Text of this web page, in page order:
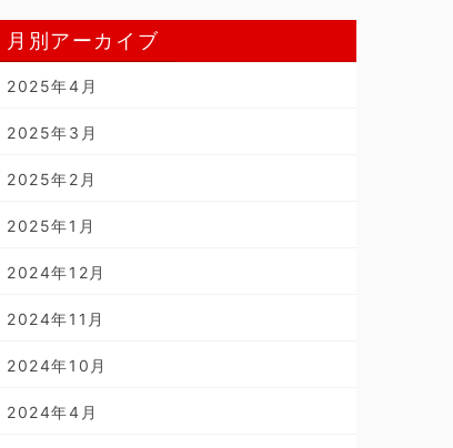
月別アーカイブ
2025年4月
2025年3月
2025年2月
2025年1月
2024年12月
2024年11月
2024年10月
2024年4月